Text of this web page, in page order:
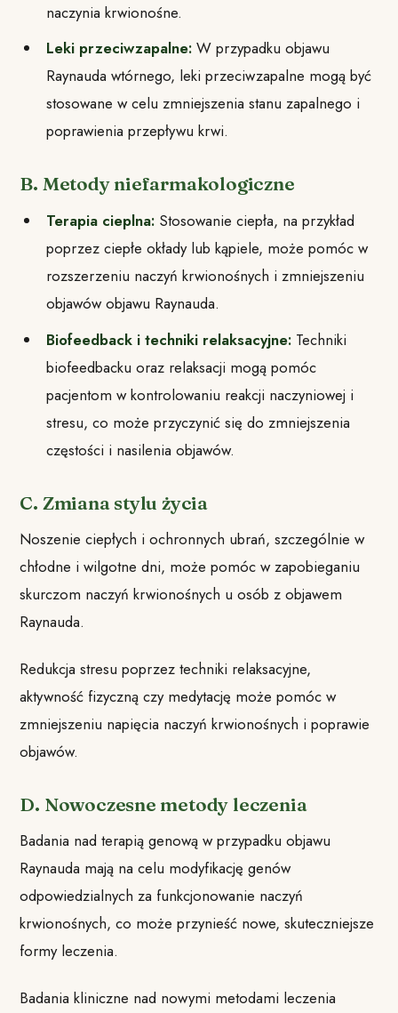
naczynia krwionośne.
Leki przeciwzapalne: W przypadku objawu
Raynauda wtórnego, leki przeciwzapalne mogą być
stosowane w celu zmniejszenia stanu zapalnego i
poprawienia przepływu krwi.
B. Metody niefarmakologiczne
Terapia cieplna: Stosowanie ciepła, na przykład
poprzez ciepłe okłady lub kąpiele, może pomóc w
rozszerzeniu naczyń krwionośnych i zmniejszeniu
objawów objawu Raynauda.
Biofeedback i techniki relaksacyjne: Techniki
biofeedbacku oraz relaksacji mogą pomóc
pacjentom w kontrolowaniu reakcji naczyniowej i
stresu, co może przyczynić się do zmniejszenia
częstości i nasilenia objawów.
C. Zmiana stylu życia
Noszenie ciepłych i ochronnych ubrań, szczególnie w
chłodne i wilgotne dni, może pomóc w zapobieganiu
skurczom naczyń krwionośnych u osób z objawem
Raynauda.
Redukcja stresu poprzez techniki relaksacyjne,
aktywność fizyczną czy medytację może pomóc w
zmniejszeniu napięcia naczyń krwionośnych i poprawie
objawów.
D. Nowoczesne metody leczenia
Badania nad terapią genową w przypadku objawu
Raynauda mają na celu modyfikację genów
odpowiedzialnych za funkcjonowanie naczyń
krwionośnych, co może przynieść nowe, skuteczniejsze
formy leczenia.
Badania kliniczne nad nowymi metodami leczenia